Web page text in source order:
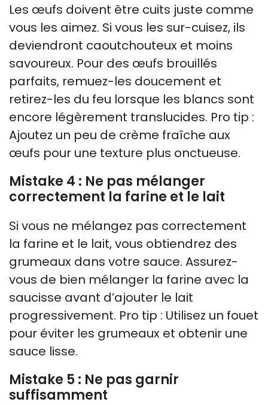
Les œufs doivent être cuits juste comme
vous les aimez. Si vous les sur-cuisez, ils
deviendront caoutchouteux et moins
savoureux. Pour des œufs brouillés
parfaits, remuez-les doucement et
retirez-les du feu lorsque les blancs sont
encore légèrement translucides. Pro tip :
Ajoutez un peu de crème fraîche aux
œufs pour une texture plus onctueuse.
Mistake 4 : Ne pas mélanger
correctement la farine et le lait
Si vous ne mélangez pas correctement
la farine et le lait, vous obtiendrez des
grumeaux dans votre sauce. Assurez-
vous de bien mélanger la farine avec la
saucisse avant d’ajouter le lait
progressivement. Pro tip : Utilisez un fouet
pour éviter les grumeaux et obtenir une
sauce lisse.
Mistake 5 : Ne pas garnir
suffisamment